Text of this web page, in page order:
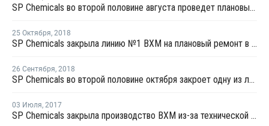
SP Chemicals во второй половине августа проведет плановый ремонт на заводе каустика в Цзянсу
25 Октября, 2018
SP Chemicals закрыла линию №1 ВХМ на плановый ремонт в Китае
26 Сентября, 2018
SP Chemicals во второй половине октября закроет одну из линий каустика в Цзянсу на ремонт
03 Июля, 2017
SP Chemicals закрыла производство ВХМ из-за технической поломки